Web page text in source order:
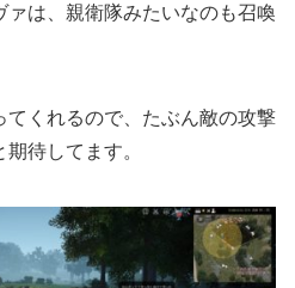
は、親衛隊みたいなのも召喚
てくれるので、たぶん敵の攻撃
待してます。